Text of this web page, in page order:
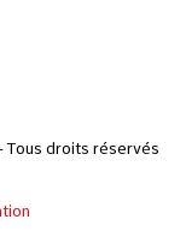
droits réservés